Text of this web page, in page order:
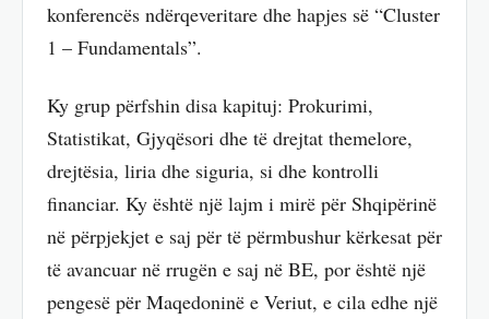
konferencës ndërqeveritare dhe hapjes së “Cluster
1 – Fundamentals”.
Ky grup përfshin disa kapituj: Prokurimi,
Statistikat, Gjyqësori dhe të drejtat themelore,
drejtësia, liria dhe siguria, si dhe kontrolli
financiar. Ky është një lajm i mirë për Shqipërinë
në përpjekjet e saj për të përmbushur kërkesat për
të avancuar në rrugën e saj në BE, por është një
pengesë për Maqedoninë e Veriut, e cila edhe një